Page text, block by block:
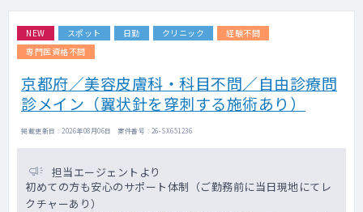
NEW スポット 日勤 クリニック
経験不問
専門医資格不問
京都府／美容皮膚科・科目不問／自由診療問
診メイン（翼状針を穿刺する施術あり）
掲載更新日 : 2026年08月06日 案件番号 : 26-SX651236
担当エージェントより
初めての方も安心のサポート体制（ご勤務前に当日現地にてレ
クチャーあり）